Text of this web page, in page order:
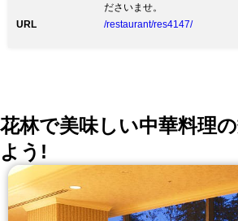
ださいませ。
URL
/restaurant/res4147/
花林で美味しい中華料理
よう!